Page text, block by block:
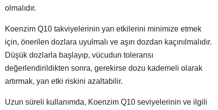
olmalıdır.
Koenzim Q10 takviyelerinin yan etkilerini minimize etmek
için, önerilen dozlara uyulmalı ve aşırı dozdan kaçınılmalıdır.
Düşük dozlarla başlayıp, vücudun toleransı
değerlendirildikten sonra, gerekirse dozu kademeli olarak
artırmak, yan etki riskini azaltabilir.
Uzun süreli kullanımda, Koenzim Q10 seviyelerinin ve ilgili